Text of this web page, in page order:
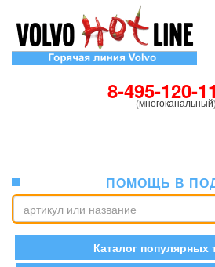
8-495-120-
(многоканальный)
ПОМОЩЬ В
Каталог популярных